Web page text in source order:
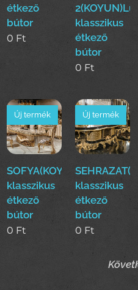
étkező
bútor
0 Ft
klasszikus
étkező
bútor
0 Ft
SOFYA(KOYUN)Luxus
klasszikus
étkező
bútor
Új termék
0 Ft
klasszikus
étkező
bútor
Új termék
0 Ft